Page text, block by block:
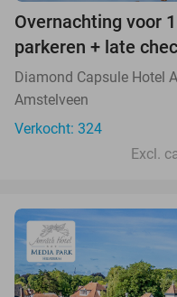
Overnachting voor
parkeren + late
Diamond Capsule Hotel
Amstelveen
Verkocht: 324
Excl.